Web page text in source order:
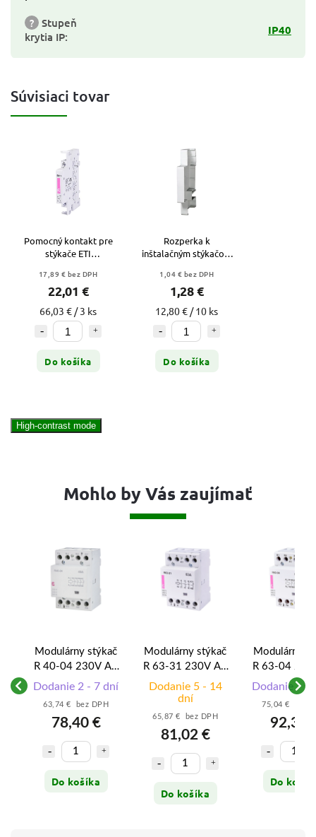
? Stupeň
krytia IP: IP40
Súvisiaci tovar
Pomocný kontakt pre
stýkače ETI
(1x NO + 1x NC)
(002461101)
17,89 € bez DPH
22,01 €
66,03 € / 3 ks
Do košíka
Rozperka k
inštalačným stýkačom
R20-R63 - 002461130
1,04 € bez DPH
1,28 €
12,80 € / 10 ks
Do košíka
High-contrast mode
Mohlo by Vás zaujímať
Modulárny stýkač
R 40-04 230V AC
- 002463440
Dodanie 2 - 7 dní
63,74 € bez DPH
78,40 €
Do košíka
Modulárny stýkač
R 63-31 230V AC
- 002463460
Dodanie 5 - 14
dní
65,87 € bez DPH
81,02 €
Do košíka
Modulárny
R 63-04
-
Dodanie 2 -
75,04 € bez
92,30
Do